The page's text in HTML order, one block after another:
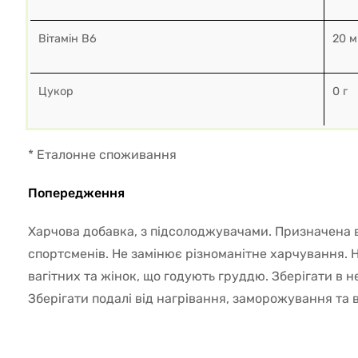
Вітамін B6 20
Цукор 0 г
* Еталонне споживання
Попередження
Харчова добавка, з підсолоджувачами.
спортсменів. Не замінює різноманітне харчування.
вагітних та жінок, що годують груддю. Зберігати в
Зберігати подалі від нагрівання, заморожування та